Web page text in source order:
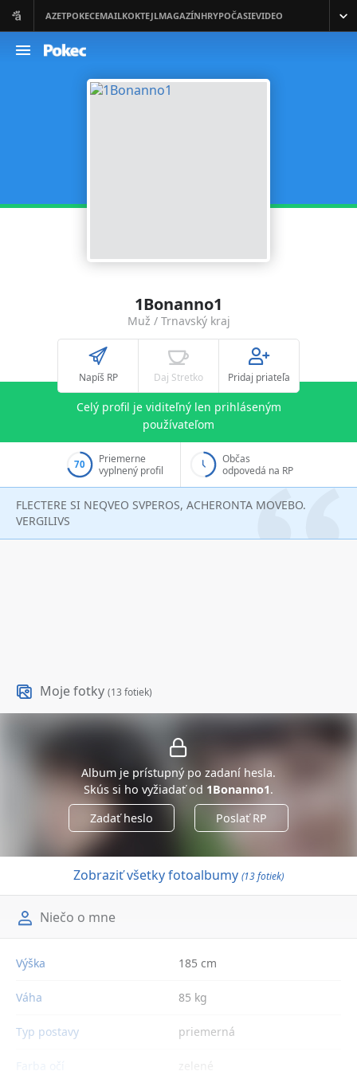
1Bonanno1
Muž / Trnavský kraj
Napíš RP Daj Stretko Pridaj priateľa
Celý profil je viditeľný len prihláseným
používateľom
70
Priemerne
vyplnený profil
Občas
odpovedá na RP
FLECTERE SI NEQVEO SVPEROS, ACHERONTA MOVEBO.
VERGILIVS
Moje fotky(13 fotiek)
Album je prístupný po zadaní hesla.
Skús si ho vyžiadať od 1Bonanno1.
Zadať heslo
Poslať RP
Zobraziť všetky fotoalbumy (13 fotiek)
Niečo o mne
Výška 185 cm
Váha 85 kg
Typ postavy priemerná
zelené